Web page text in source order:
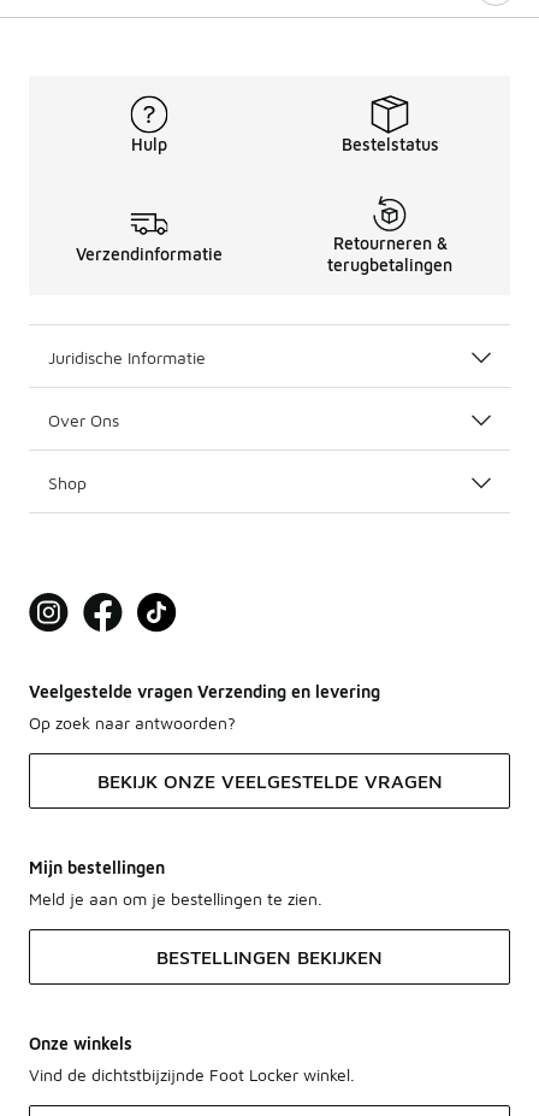
Hulp Bestelstatus
Verzendinformatie
Retourneren &
terugbetalingen
Juridische Informatie
Over Ons
Shop
Veelgestelde vragen Verzending en levering
Op zoek naar antwoorden?
BEKIJK ONZE VEELGESTELDE VRAGEN
Mijn bestellingen
Meld je aan om je bestellingen te zien.
BESTELLINGEN BEKIJKEN
Onze winkels
Vind de dichtstbijzijnde Foot Locker winkel.